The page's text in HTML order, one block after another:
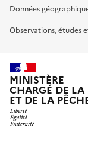
Données
Observations, études
MINISTÈRE
CHARGÉ DE LA
ET DE LA